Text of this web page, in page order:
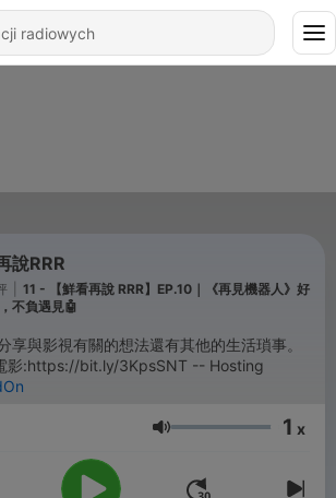
說RRR
11 - 【鮮看再說 RRR】EP.10｜《再見機器人》好
不負遇見🤖
享與影視有關的想法還有其他的生活瑣事。
bit.ly/3KpsSNT -- Hosting
Głośność 1 x